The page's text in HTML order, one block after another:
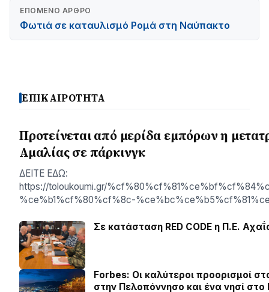
ΕΠΌΜΕΝΟ ΆΡΘΡΟ
Φωτιά σε καταυλισμό Ρομά στη Ναύπακτο
ΕΠΙΚΑΙΡΟΤΗΤΑ
Προτείνεται από μερίδα εμπόρων η
Αμαλίας σε πάρκινγκ
ΔΕΙΤΕ ΕΔΩ:
https://toloukoumi.gr/
%ce%b1%cf%80%cf%8c-
Σε κατάσταση RED CODE η Π.Ε.
Forbes: Οι καλύτεροι προορισμοί
στην Πελοπόννησο και ένα νησί στο